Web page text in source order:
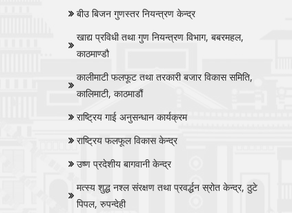
बीउ बिजन गुणस्तर नियन्त्रण केन्द्र
खाद्य प्रविधी तथा गुण नियन्त्रण विभाग, बबरमहल,
काठमाण्डौ
कालीमाटी फलफूट तथा तरकारी बजार विकास समिति,
कालिमाटी, काठमाडौं
राष्ट्रिय गाई अनुसन्धान कार्यक्रम
राष्ट्रिय फलफूल विकास केन्द्र
उष्ण प्रदेशीय बागवानी केन्द्र
मत्स्य शुद्ध नश्‍ल संरक्षण तथा प्रवर्द्धन स्रोत केन्द्र, ठुटे
पिपल, रुपन्देही